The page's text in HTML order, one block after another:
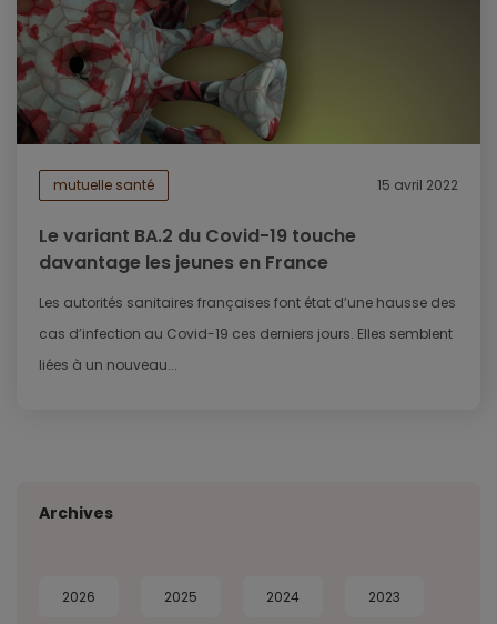
mutuelle santé 15 avril 2022
Le variant BA.2 du Covid-19 touche
davantage les jeunes en France
Les autorités sanitaires françaises font état d’une hausse des
cas d’infection au Covid-19 ces derniers jours. Elles semblent
liées à un nouveau...
Archives
2026 2025 2024 2023